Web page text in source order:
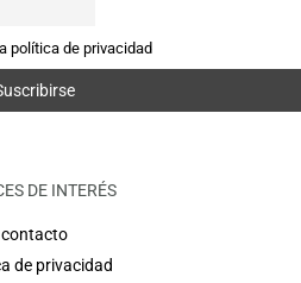
política de privacidad
DE INTERÉS
contacto
de privacidad